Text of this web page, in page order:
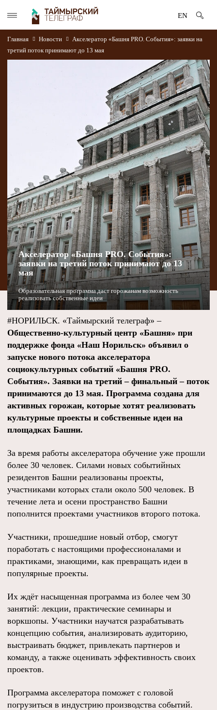
EN
Главная Новости
Акселератор «Башня PRO. События»: заявки на
третий поток принимают до 13 мая
Акселератор «Башня PRO. События»:
заявки на третий поток принимают до 13
мая
Образовательная программа даст горожанам возможность
реализовать собственные идеи
#НОРИЛЬСК. «Таймырский телеграф» –
Общественно-культурный центр «Башня» при
поддержке фонда «Наш Норильск» объявил о
запуске нового потока акселератора
социокультурных событий «Башня PRO.
События». Заявки на третий – финальный – поток
принимаются до 13 мая. Программа создана для
активных горожан, которые хотят реализовать
культурные проекты и собственные идеи на
площадках Башни.
За время работы акселератора обучение уже прошли
более 30 человек. Силами новых событийных
резидентов Башни реализованы проекты,
участниками которых стали около 500 человек. В
течение лета и осени пространство Башни
пополнится проектами участников второго потока.
Участники, прошедшие новый отбор, смогут
поработать с настоящими профессионалами и
практиками, знающими, как превращать идеи в
популярные проекты.
Их ждёт насыщенная программа из более чем 30
занятий: лекции, практические семинары и
воркшопы. Участники научатся разрабатывать
концепцию события, анализировать аудиторию,
выстраивать бюджет, привлекать партнеров и
команду, а также оценивать эффективность своих
проектов.
Программа акселератора поможет с головой
погрузиться в индустрию производства событий.